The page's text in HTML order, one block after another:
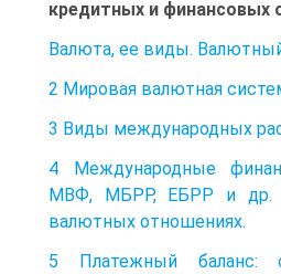
кредитных и финансовых
Валюта, ее виды.
2 Мировая валютная
3 Виды международных
4 Международные
МВФ, МБРР, ЕБРР и др.
валютных отношениях.
5 Платежный баланс: